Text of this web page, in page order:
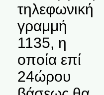
τηλεφωνική
γραμμή
1135, η
οποία επί
24ώρου